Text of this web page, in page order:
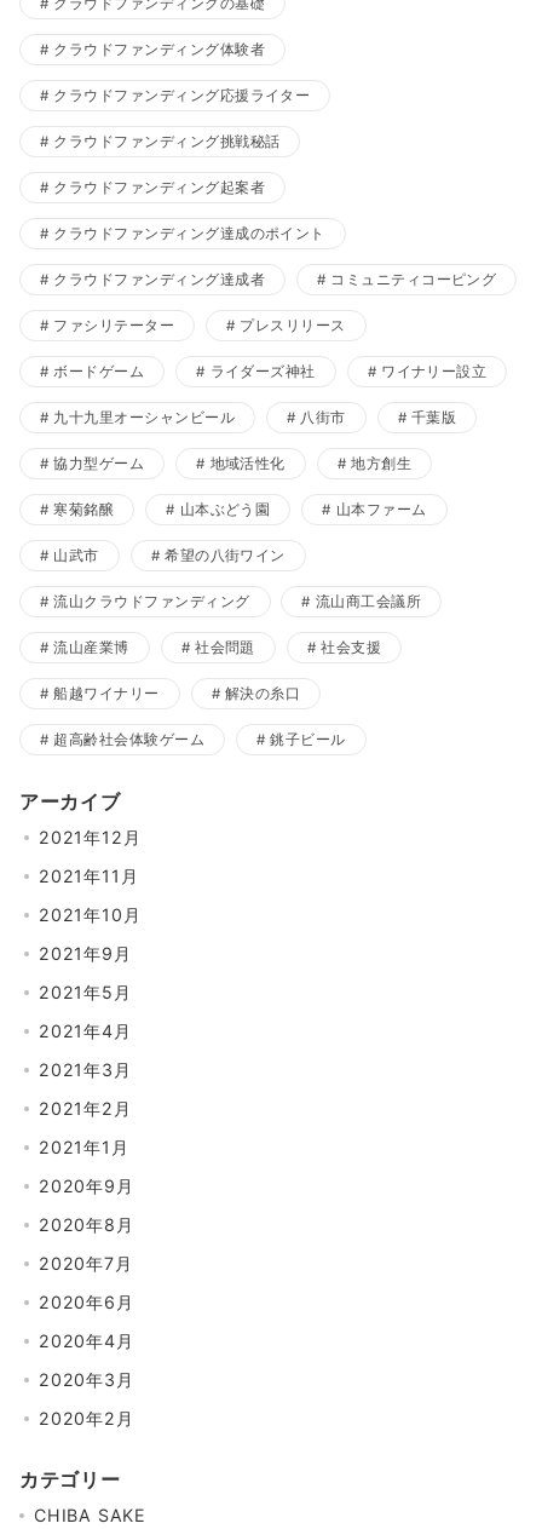
クラウドファンディングの基礎
クラウドファンディング体験者
クラウドファンディング応援ライター
クラウドファンディング挑戦秘話
クラウドファンディング起案者
クラウドファンディング達成のポイント
クラウドファンディング達成者 コミュニティコーピング
ファシリテーター プレスリリース
ボードゲーム ライダーズ神社 ワイナリー設立
九十九里オーシャンビール 八街市 千葉版
協力型ゲーム 地域活性化 地方創生
寒菊銘醸 山本ぶどう園 山本ファーム
山武市 希望の八街ワイン
流山クラウドファンディング 流山商工会議所
流山産業博 社会問題 社会支援
船越ワイナリー 解決の糸口
超高齢社会体験ゲーム 銚子ビール
アーカイブ
2021年12月
2021年11月
2021年10月
2021年9月
2021年5月
2021年4月
2021年3月
2021年2月
2021年1月
2020年9月
2020年8月
2020年7月
2020年6月
2020年4月
2020年3月
2020年2月
カテゴリー
CHIBA SAKE